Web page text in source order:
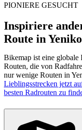
PIONIERE GESUCHT
Inspiriere
Route in
Bikemap ist eine
Routen, die von
nur wenige Routen in
Lieblingsstrecken jetzt
besten Radrouten zu